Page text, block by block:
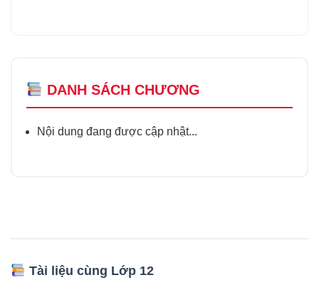
DANH SÁCH CHƯƠNG
Nội dung đang được cập nhật...
Tài liệu cùng Lớp 12